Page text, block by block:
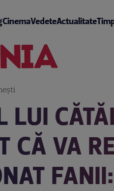
CinemaVedeteActualitate
LUI
CĂ VA